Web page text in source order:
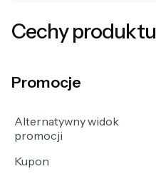
Cechy produktu
Promocje
Alternatywny widok
promocji
Kupon